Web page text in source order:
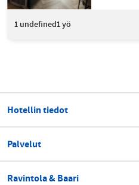
1 undefined1 yö
Hotellin tiedot
Palvelut
Ravintola & Baari